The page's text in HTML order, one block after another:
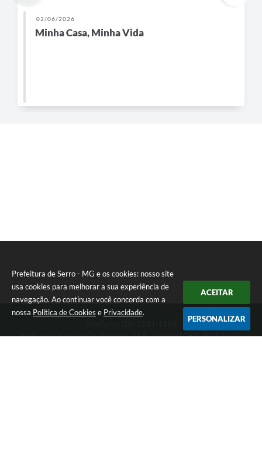
Prefeitura de Serro - MG e os cookies: nosso site
usa cookies para melhorar a sua experiência de
navegação. Ao continuar você concorda com a
nossa Política de Cookies e Privacidade.
ACEITAR
PERSONALIZAR
02/06/2026
Minha Casa, Minha Vida
Endereço: Praça João Pinheiro, 154 - Centro | CEP: 39150-000